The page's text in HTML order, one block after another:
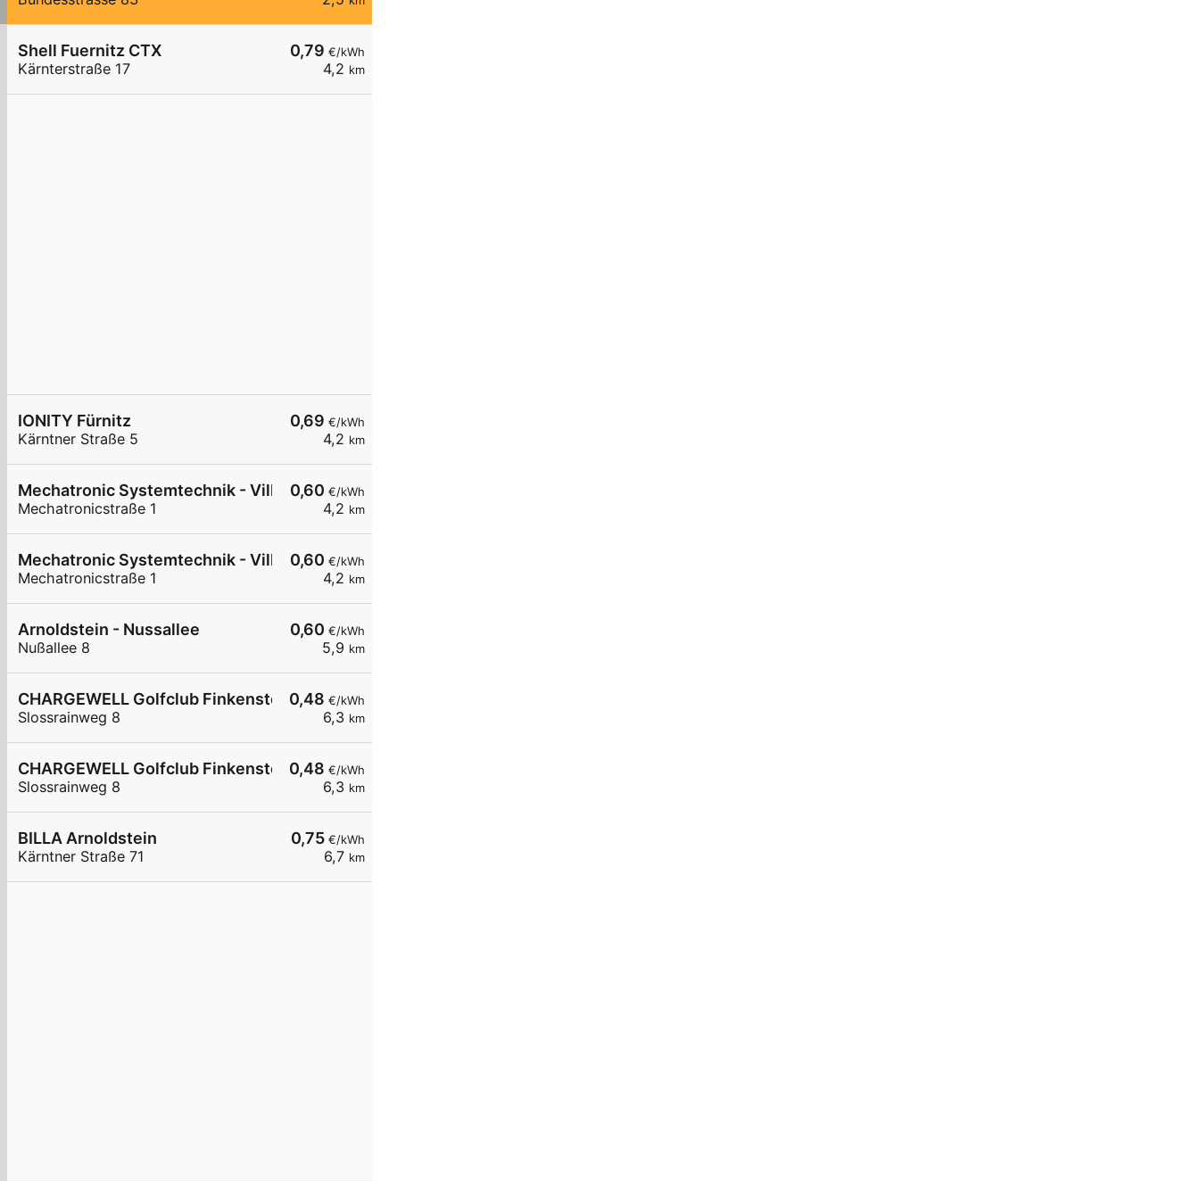
0,79 €/kWh
4,2 km
Shell Fuernitz CTX
Kärnterstraße 17
0,69 €/kWh
4,2 km
IONITY Fürnitz
Kärntner Straße 5
0,60 €/kWh
4,2 km
Mechatronic Systemtechnik - Villach
Mechatronicstraße 1
0,60 €/kWh
4,2 km
Mechatronic Systemtechnik - Villach
Mechatronicstraße 1
0,60 €/kWh
5,9 km
Arnoldstein - Nussallee
Nußallee 8
0,48 €/kWh
6,3 km
CHARGEWELL Golfclub Finkenstein 1
Slossrainweg 8
0,48 €/kWh
6,3 km
CHARGEWELL Golfclub Finkenstein 2
Slossrainweg 8
0,75€/kWh
6,7 km
BILLA Arnoldstein
Kärntner Straße 71